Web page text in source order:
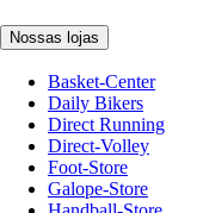
Nossas lojas
Basket-Center
Daily Bikers
Direct Running
Direct-Volley
Foot-Store
Galope-Store